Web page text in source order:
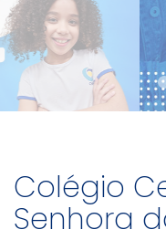
Colégio
Senhora